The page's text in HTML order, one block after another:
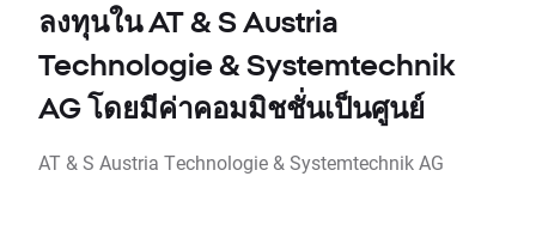
ลงทุนใน AT & S Austria
Technologie & Systemtechnik
AG โดยมีค่าคอมมิชชั่นเป็นศูนย์
AT & S Austria Technologie & Systemtechnik AG